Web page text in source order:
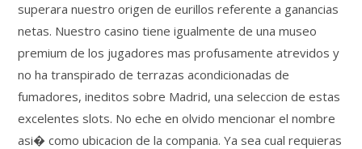
superara nuestro origen de eurillos referente a ganancias
netas. Nuestro casino tiene igualmente de una museo
premium de los jugadores mas profusamente atrevidos y
no ha transpirado de terrazas acondicionadas de
fumadores, ineditos sobre Madrid, una seleccion de estas
excelentes slots. No eche en olvido mencionar el nombre
asi� como ubicacion de la compania. Ya sea cual requieras